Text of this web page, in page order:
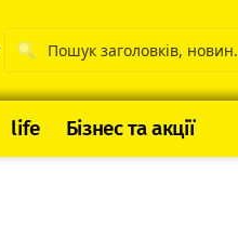
life Бізнес та акції